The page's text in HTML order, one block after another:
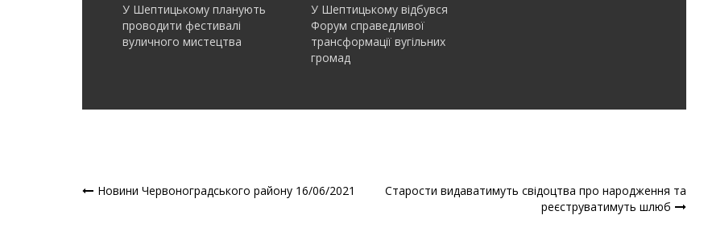
У Шептицькому планують
проводити фестивалі
вуличного мистецтва
У Шептицькому відбувся
Форум справедливої
трансформації вугільних
громад
Новини Червоноградського району 16/06/2021
Старости видаватимуть свідоцтва про народження та
реєструватимуть шлюб